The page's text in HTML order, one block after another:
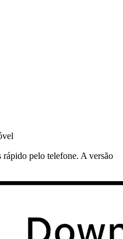
rápido pelo telefone. A versão